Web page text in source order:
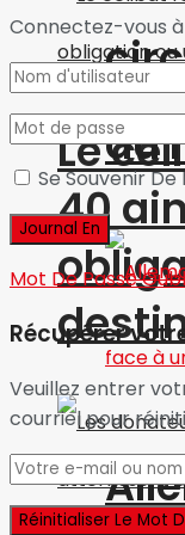
Le
40
du
Connectez-vous
Se Souvenir De
Mot De Passe
Récupérer
Veuillez entrer
courriel pour